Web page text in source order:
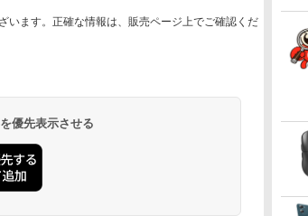
ます。正確な情報は、販売ページ上でご確認くだ
優先表示させる